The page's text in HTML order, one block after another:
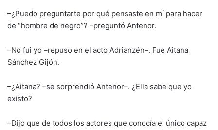
–¿Puedo preguntarte por qué pensaste en mí para hacer
de “hombre de negro”? –preguntó Antenor.
–No fui yo –repuso en el acto Adrianzén–. Fue Aitana
Sánchez Gijón.
–¿Aitana? –se sorprendió Antenor–. ¿Ella sabe que yo
existo?
–Dijo que de todos los actores que conocía el único capaz